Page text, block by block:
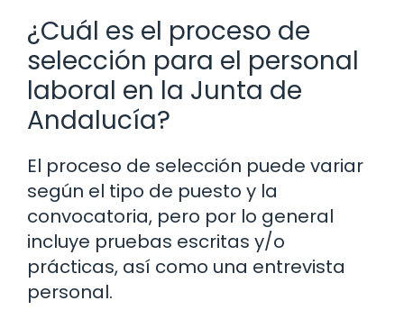
¿Cuál es el proceso de
selección para el personal
laboral en la Junta de
Andalucía?
El proceso de selección puede variar
según el tipo de puesto y la
convocatoria, pero por lo general
incluye pruebas escritas y/o
prácticas, así como una entrevista
personal.